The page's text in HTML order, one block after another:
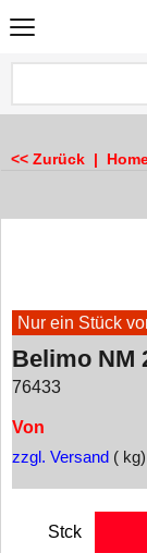
<< Zurück |
Nur ein Stück
Belimo NM
76433
Von
zzgl. Versand kg
Stck